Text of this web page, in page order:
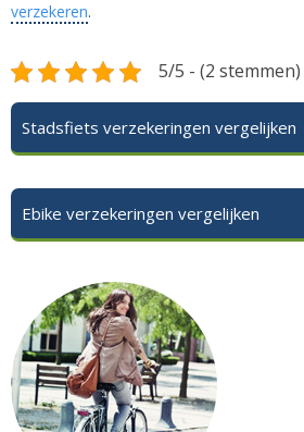
verzekeren.
5/5 - (2 stemmen)
Stadsfiets verzekeringen vergelijken
Ebike verzekeringen vergelijken